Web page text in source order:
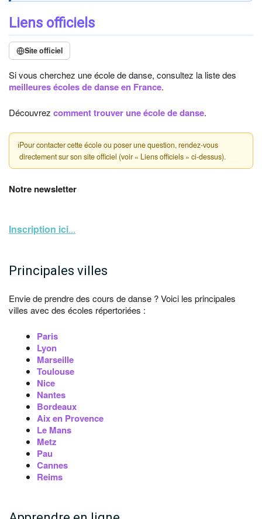
Liens officiels
Site officiel
Si vous cherchez une école de danse, consultez la liste des
meilleures écoles de danse en France.
Découvrez comment trouver une école de danse.
ℹPour contacter cette école ou poser une question, rendez-vous
directement sur son site officiel (voir « Liens officiels » ci-dessus).
Notre newsletter
Inscription ici...
Principales villes
Envie de prendre des cours de danse ? Voici les principales
villes avec des écoles répertoriées :
Paris
Lyon
Marseille
Toulouse
Nice
Nantes
Bordeaux
Aix en Provence
Le Mans
Metz
Pau
Cannes
Reims